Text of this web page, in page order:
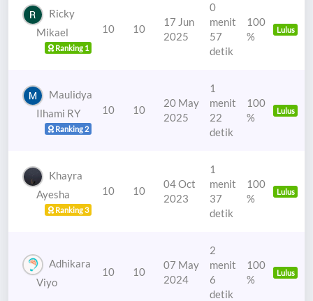
Ricky
Mikael
Ranking 1
10 10
17 Jun
2025
0
menit
57
detik
100
%
Lulus
Maulidya
Ilhami RY
Ranking 2
10 10
20 May
2025
1
menit
22
detik
100
%
Lulus
Khayra
Ayesha
Ranking 3
10 10
04 Oct
2023
1
menit
37
detik
100
%
Lulus
Adhikara
Viyo
10 10
07 May
2024
2
menit
6
detik
100
%
Lulus